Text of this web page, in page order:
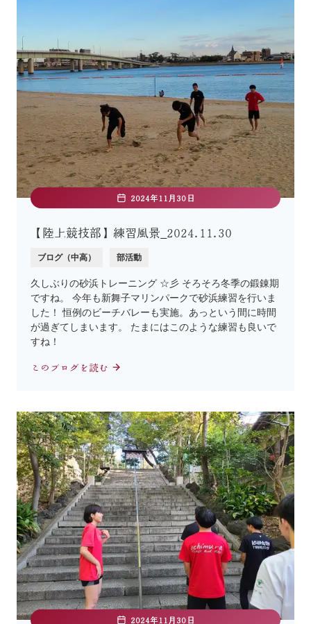
2024年11月30日
【陸上競技部】練習風景_2024.11.30
ブログ（中高） 部活動
久しぶりの砂浜トレーニング ☆彡 そろそろ冬季の鍛錬期
ですね。 今年も新舞子マリンパークで砂浜練習を行いま
した！ 恒例のビーチバレーも実施。あっという間に時間
が過ぎてしまいます。 たまにはこのような練習も良いで
すね！
このブログを読む
2024年11月30日